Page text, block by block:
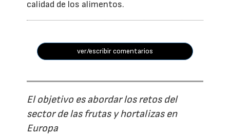
calidad de los alimentos.
ver/escribir comentarios
El objetivo es abordar los retos del
sector de las frutas y hortalizas en
Europa